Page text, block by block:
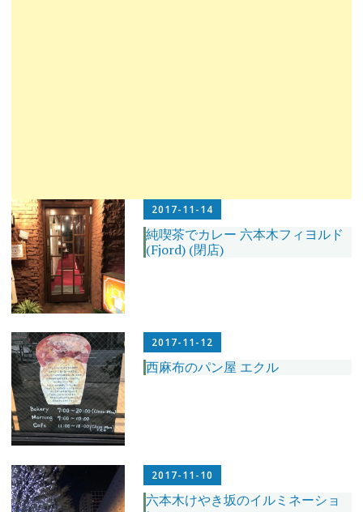
2017-11-14
純喫茶でカレー 六本木フィヨルド
(Fjord) (閉店)
2017-11-12
西麻布のパン屋 エクル
2017-11-10
六本木けやき坂のイルミネーショ